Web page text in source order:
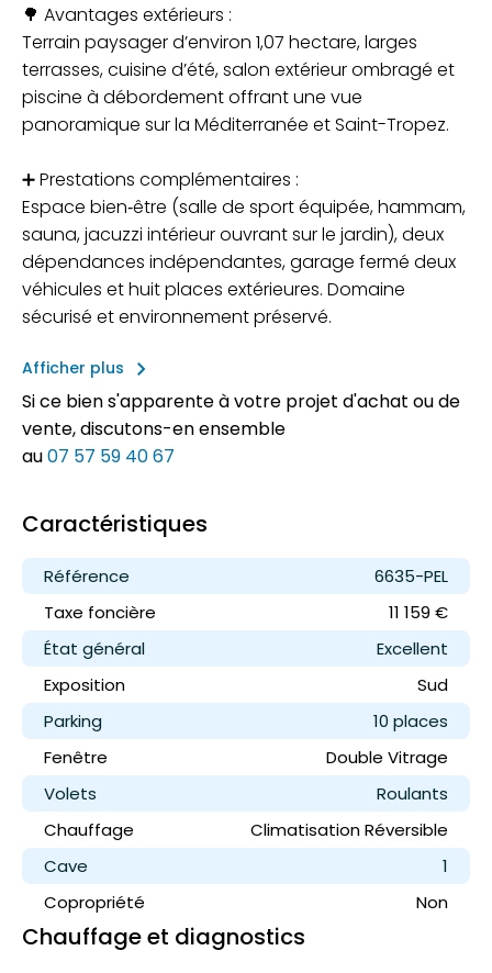
🌳 Avantages extérieurs :
Terrain paysager d’environ 1,07 hectare, larges
terrasses, cuisine d’été, salon extérieur ombragé et
piscine à débordement offrant une vue
panoramique sur la Méditerranée et Saint-Tropez.
➕ Prestations complémentaires :
Espace bien‑être (salle de sport équipée, hammam,
sauna, jacuzzi intérieur ouvrant sur le jardin), deux
dépendances indépendantes, garage fermé deux
véhicules et huit places extérieures. Domaine
sécurisé et environnement préservé.
Afficher plus keyboard_arrow_right
Si ce bien s'apparente à votre projet d'achat ou de
vente, discutons-en ensemble
au07 57 59 40 67
Caractéristiques
Référence
6635-PEL
Taxe foncière
11 159 €
État général
Excellent
Exposition
Sud
Parking
10 places
Fenêtre
Double Vitrage
Volets
Roulants
Chauffage
Climatisation Réversible
Cave
1
Copropriété
Non
Chauffage et diagnostics